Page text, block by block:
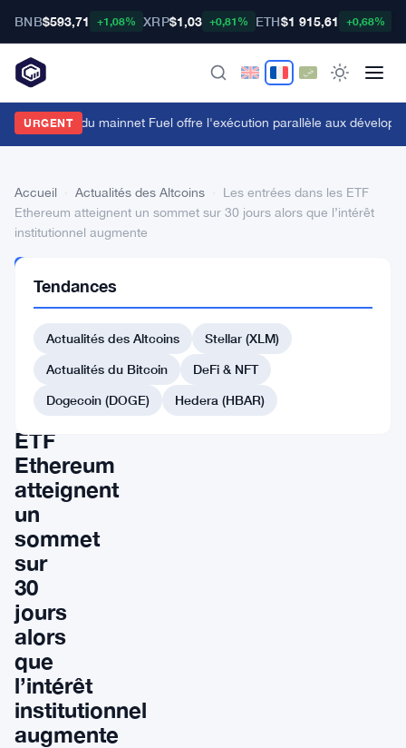
BNB$593,71 +1,08% XRP$1,03 +0,81% ETH$1 915,61 +0,68%
URGENT
lancement du mainnet Fuel offre l'exécution parallèle aux
Accueil Actualités des Altcoins
Les entrées dans les ETF
Ethereum atteignent un sommet sur 30 jours alors que l’intérêt
institutionnel augmente
DES
ALTCOINS
Les
entrées
dans
ETF
Ethereum
atteignent
un
sommet
sur
30
jours
alors
que
l’intérêt
institutionnel
augmente
Tendances
Actualités des Altcoins
Stellar (XLM)
Actualités du Bitcoin
DeFi & NFT
Dogecoin (DOGE)
Hedera (HBAR)